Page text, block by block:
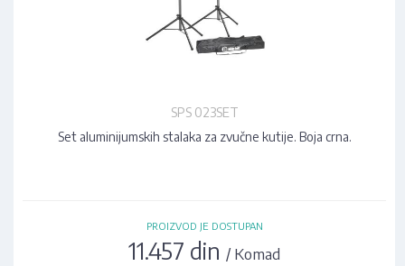
SPS 023SET
Set aluminijumskih stalaka za zvučne kutije. Boja crna.
PROIZVOD JE DOSTUPAN
11.457 din / Komad